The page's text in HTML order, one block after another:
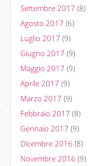
Settembre 2017 (8)
Agosto 2017 (6)
Luglio 2017 (9)
Giugno 2017 (9)
Maggio 2017 (9)
Aprile 2017 (9)
Marzo 2017 (9)
Febbraio 2017 (8)
Gennaio 2017 (9)
Dicembre 2016 (8)
Novembre 2016 (9)